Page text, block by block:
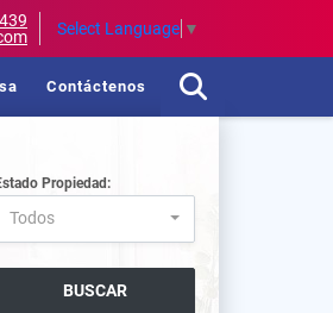
Select Language ▼
Contáctenos
Propiedad:
Todos
BUSCAR